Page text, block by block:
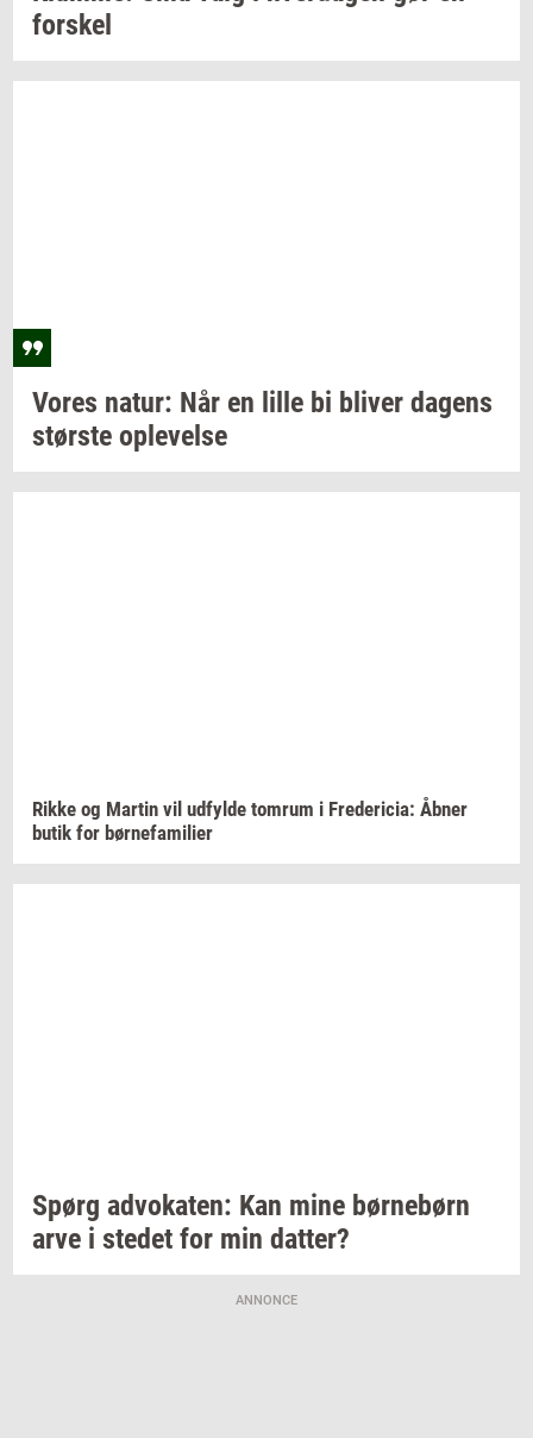
for­skel
Vores natur: Når en lille bi bli­ver da­gens
stør­ste op­le­vel­se
Rikke og Mar­tin vil ud­fyl­de tom­rum i Fre­de­ri­cia: Åbner
butik for bør­ne­fa­mi­li­er
Spørg ad­vo­ka­ten: Kan mine bør­ne­børn
arve i ste­det for min dat­ter?
ANNONCE